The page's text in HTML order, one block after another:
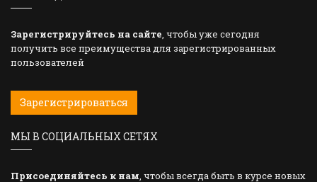
Зарегистрируйтесь на сайте , чтобы уже сегодня
получить все преимущества для зарегистрированных
пользователей
Зарегистрироваться
МЫ В СОЦИАЛЬНЫХ СЕТЯХ
Присоединяйтесь к нам , чтобы всегда быть в курсе новых